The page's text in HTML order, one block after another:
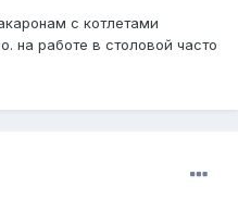
с котлетами
на работе в столовой часто